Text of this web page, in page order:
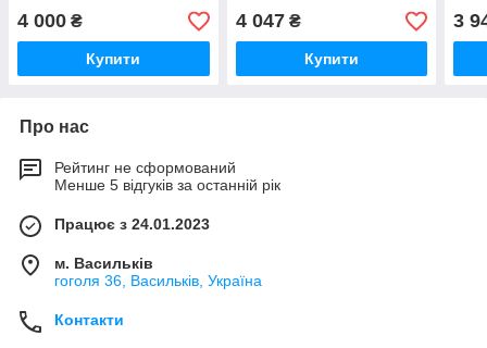
4 000 ₴
Купити
4 047₴
Купити
3
Про нас
Рейтинг не сформований
Менше 5 відгуків за останній рік
Працює з 24.01.2023
м. Васильків
гоголя 36, Васильків, Україна
Контакти